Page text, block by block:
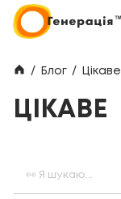
/ Блог / Цікаве
ЦІКАВЕ